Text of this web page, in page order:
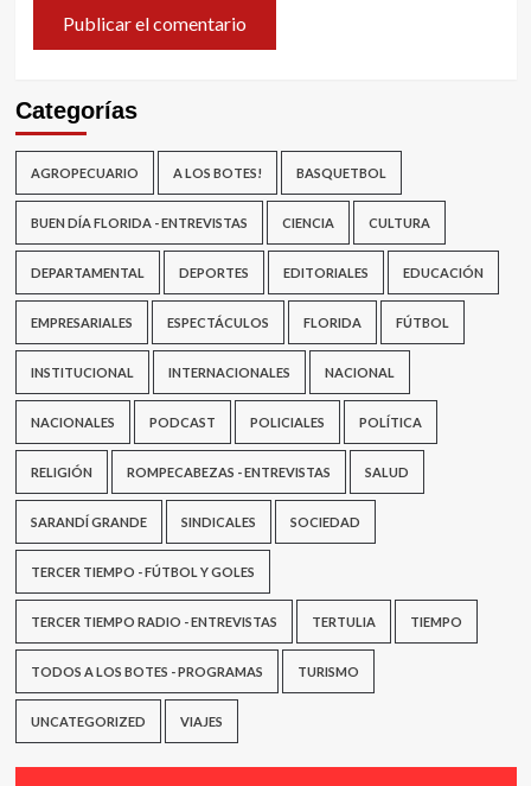
Categorías
AGROPECUARIO A LOS BOTES! BASQUETBOL
BUEN DÍA FLORIDA - ENTREVISTAS CIENCIA CULTURA
DEPARTAMENTAL DEPORTES EDITORIALES EDUCACIÓN
EMPRESARIALES ESPECTÁCULOS FLORIDA FÚTBOL
INSTITUCIONAL INTERNACIONALES NACIONAL
NACIONALES PODCAST POLICIALES POLÍTICA
RELIGIÓN ROMPECABEZAS - ENTREVISTAS SALUD
SARANDÍ GRANDE SINDICALES SOCIEDAD
TERCER TIEMPO - FÚTBOL Y GOLES
TERCER TIEMPO RADIO - ENTREVISTAS TERTULIA TIEMPO
TODOS A LOS BOTES - PROGRAMAS TURISMO
UNCATEGORIZED VIAJES